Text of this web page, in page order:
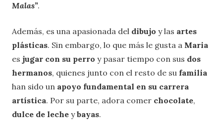
Malas”.
Además, es una apasionada del dibujo y las artes
plásticas. Sin embargo, lo que más le gusta a Maria
es jugar con su perro y pasar tiempo con sus dos
hermanos, quienes junto con el resto de su familia
han sido un apoyo fundamental en su carrera
artística. Por su parte, adora comer chocolate,
dulce de leche ybayas.